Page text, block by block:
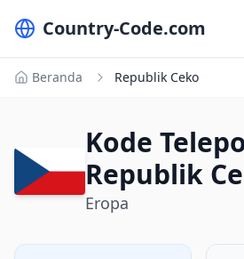
Country-Code.com
Beranda Republik Ceko
Kode
Republik
Eropa